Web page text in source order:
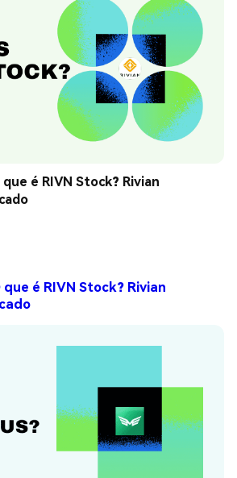
é RIVN Stock? Rivian
é RIVN Stock? Rivian